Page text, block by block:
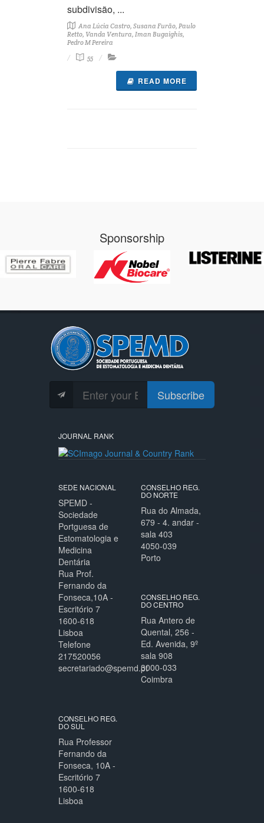
subdivisão, ...
Ana Lúcia Castro, Susana Furão, Paulo
Retto, Vanda Ventura, Iman Bugaighis,
Pedro M Pereira
55
READ MORE
Sponsorship
Subscribe
JOURNAL RANK
SEDE NACIONAL
SPEMD -
Sociedade
Portguesa de
Estomatologia e
Medicina
Dentária
Rua Prof.
Fernando da
Fonseca,10A -
Escritório 7
1600-618
Lisboa
Telefone
217520056
secretariado@spemd.pt
CONSELHO REG.
DO NORTE
Rua do Almada,
679 - 4. andar -
sala 403
4050-039
Porto
CONSELHO REG.
DO CENTRO
Rua Antero de
Quental, 256 -
Ed. Avenida, 9º
sala 908
3000-033
Coimbra
CONSELHO REG.
DO SUL
Rua Professor
Fernando da
Fonseca, 10A -
Escritório 7
1600-618
Lisboa